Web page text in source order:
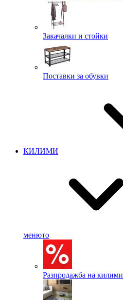
Закачалки и стойки
Поставки за обувки
КИЛИМИ
менюто
Разпродажба на килими